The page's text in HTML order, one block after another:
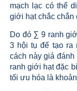
mạch lạc có thể
giới hạt chắc chắn
Do đó ∑ 9 ranh
3 hội tụ để tạo ra
cách này giá
ranh giới hạt đặc
tối ưu hóa là